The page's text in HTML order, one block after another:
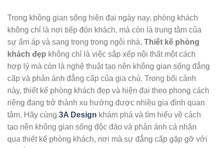
Trong không gian sống hiện đại ngày nay, phòng khách
không chỉ là nơi tiếp đón khách, mà còn là trung tâm của
sự ấm áp và sang trọng trong ngôi nhà. Thiết kế phòng
khách đẹp không chỉ là việc sắp xếp nội thất một cách
hợp lý mà còn là nghệ thuật tạo nên không gian sống đẳng
cấp và phản ánh đẳng cấp của gia chủ. Trong bối cảnh
này, thiết kế phòng khách đẹp và hiện đại theo phong cách
riêng đang trở thành xu hướng được nhiều gia đình quan
tâm. Hãy cùng 3A Design khám phá và tìm hiểu về cách
tạo nên không gian sống độc đáo và phản ánh cá nhân
qua thiết kế phòng khách, nơi mà sự đẳng cấp gặp gỡ với